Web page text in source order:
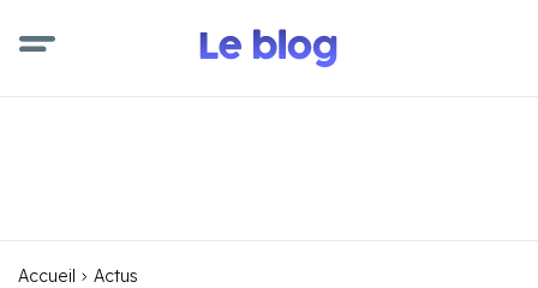
Accueil Actus